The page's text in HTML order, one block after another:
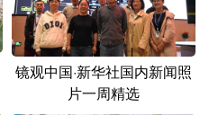
Français عربى
镜观中国·新华社国内新闻照
片一周精选